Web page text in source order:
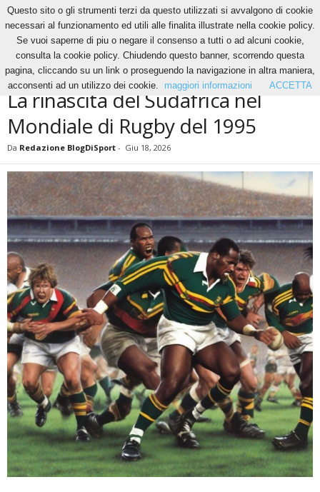
Altri Sport Rugby
La rinascita del Sudafrica nel Mondiale di Rugby del
1995
ALTRI SPORT RUGBY
La rinascita del Sudafrica nel
Mondiale di Rugby del 1995
Da Redazione BlogDiSport - Giu 18, 2026
Questo sito o gli strumenti terzi da questo utilizzati si avvalgono di cookie
necessari al funzionamento ed utili alle finalita illustrate nella cookie policy.
Se vuoi saperne di piu o negare il consenso a tutti o ad alcuni cookie,
consulta la cookie policy. Chiudendo questo banner, scorrendo questa
pagina, cliccando su un link o proseguendo la navigazione in altra maniera,
acconsenti ad un utilizzo dei cookie.
maggiori informazioni ACCETTA